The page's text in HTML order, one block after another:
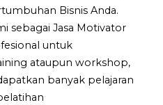
Bisnis Anda.
sebagai Jasa Motivator
untuk
ataupun workshop,
banyak pelajaran